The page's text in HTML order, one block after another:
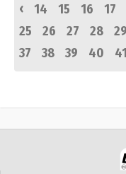
‹
14 15 16 17
25
26 27 28 29
37
38 39 40 41